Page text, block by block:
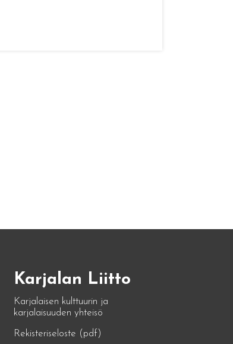
Karjalan Liitto
Karjalaisen kulttuurin ja
karjalaisuuden yhteisö
Rekisteriseloste (pdf)